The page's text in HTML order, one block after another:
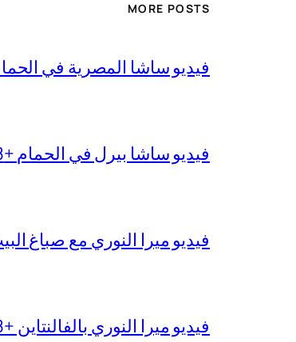
MORE POSTS
فيديو ساشا المصرية في الحمام +18 كامل بجودة
فيديو ساشا بيرل في الحمام +18 كامل بدقة عالية
فيديو ميرا النوري مع صباغ البيت +20 كامل
فيديو ميرا النوري بالفالنتاين +18 كامل بدون تغبيش